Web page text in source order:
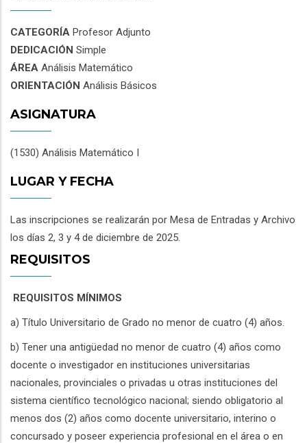
CATEGORÍA Profesor Adjunto
DEDICACIÓN Simple
ÁREA Análisis Matemático
ORIENTACIÓN Análisis Básicos
ASIGNATURA
(1530) Análisis Matemático I
LUGAR Y FECHA
Las inscripciones se realizarán por Mesa de Entradas y Archivo
los días 2, 3 y 4 de diciembre de 2025.
REQUISITOS
REQUISITOS MÍNIMOS
a) Título Universitario de Grado no menor de cuatro (4) años.
b) Tener una antigüedad no menor de cuatro (4) años como
docente o investigador en instituciones universitarias
nacionales, provinciales o privadas u otras instituciones del
sistema científico tecnológico nacional; siendo obligatorio al
menos dos (2) años como docente universitario, interino o
concursado y poseer experiencia profesional en el área o en